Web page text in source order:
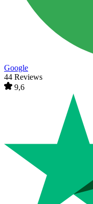
Google
44 Reviews
9,6